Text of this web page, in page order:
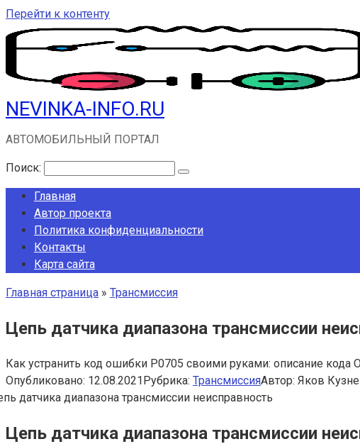
Перейти к контенту
NEVINKA-INFO.RU
АВТОМОБИЛЬНЫЙ ПОРТАЛ
Поиск:
Главная
Автор проекта
Политика конфиденциальности
Контакты
Карта сайта
Главная страница » Трансмиссия
Цепь датчика диапазона трансмиссии
Как устранить код ошибки P0705 своими руками: описание кода
Опубликовано: 12.08.2021Рубрика: ТрансмиссияАвтор: Яков
Цепь датчика диапазона трансмиссии